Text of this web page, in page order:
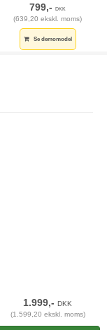
799,-DKK
(639,20 ekskl. moms)
Se demomodel
1.999,-DKK
(1.599,20 ekskl. moms)